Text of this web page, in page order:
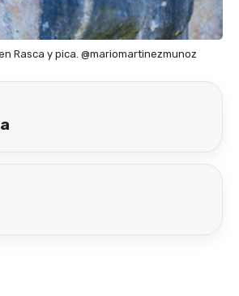
Rasca y pica. @mariomartinezmunoz